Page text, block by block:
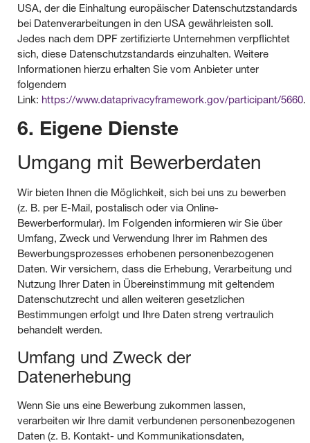
USA, der die Einhaltung europäischer Datenschutzstandards
bei Datenverarbeitungen in den USA gewährleisten soll.
Jedes nach dem DPF zertifizierte Unternehmen verpflichtet
sich, diese Datenschutzstandards einzuhalten. Weitere
Informationen hierzu erhalten Sie vom Anbieter unter
folgendem
Link: https://www.dataprivacyframework.gov/participant/5660.
6. Eigene Dienste
Umgang mit Bewerberdaten
Wir bieten Ihnen die Möglichkeit, sich bei uns zu bewerben
(z. B. per E-Mail, postalisch oder via Online-
Bewerberformular). Im Folgenden informieren wir Sie über
Umfang, Zweck und Verwendung Ihrer im Rahmen des
Bewerbungsprozesses erhobenen personenbezogenen
Daten. Wir versichern, dass die Erhebung, Verarbeitung und
Nutzung Ihrer Daten in Übereinstimmung mit geltendem
Datenschutzrecht und allen weiteren gesetzlichen
Bestimmungen erfolgt und Ihre Daten streng vertraulich
behandelt werden.
Umfang und Zweck der
Datenerhebung
Wenn Sie uns eine Bewerbung zukommen lassen,
verarbeiten wir Ihre damit verbundenen personenbezogenen
Daten (z. B. Kontakt- und Kommunikationsdaten,